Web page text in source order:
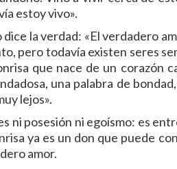
estoy vivo».
la verdad: «El verdadero
pero todavía existen seres
que nace de un corazón
una palabra de
lejos».
ni posesión ni egoísmo: es
ya es un don que puede
amor.